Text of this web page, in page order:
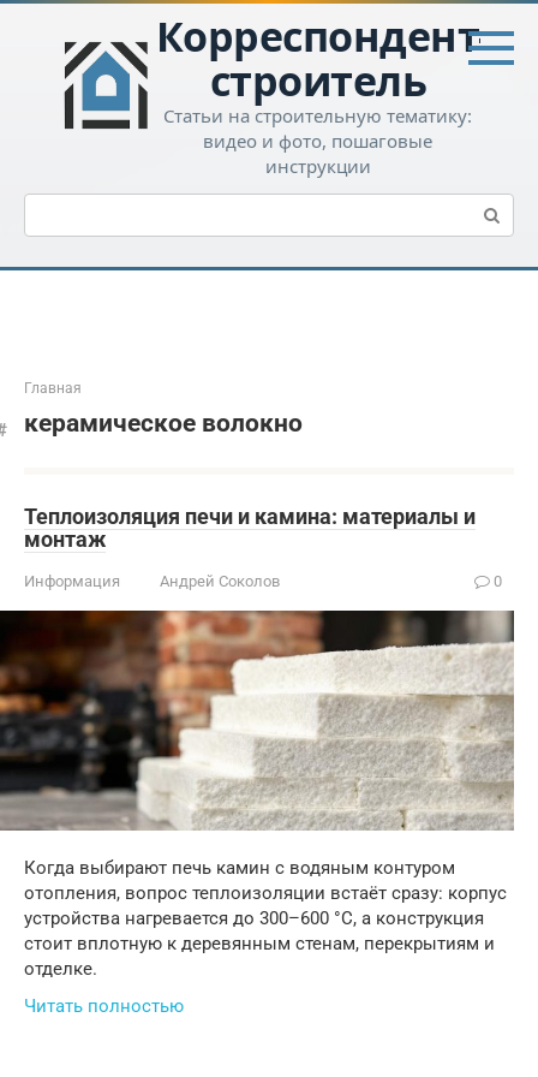
Перейти
контенту
Корреспондент-
строитель
Статьи на строительную тематику:
видео и фото, пошаговые
инструкции
Поиск:
Главная
керамическое волокно
Теплоизоляция печи и камина: материалы и
монтаж
Информация Андрей Соколов 0
Когда выбирают печь камин с водяным контуром
отопления, вопрос теплоизоляции встаёт сразу: корпус
устройства нагревается до 300–600 °C, а конструкция
стоит вплотную к деревянным стенам, перекрытиям и
отделке.
Читать полностью